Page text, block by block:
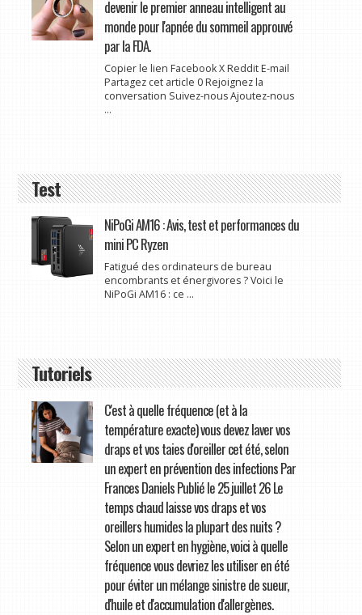
devenir le premier anneau intelligent au
monde pour l'apnée du sommeil approuvé
par la FDA.
Copier le lien Facebook X Reddit E-mail
Partagez cet article 0 Rejoignez la
conversation Suivez-nous Ajoutez-nous
...
Test
NiPoGi AM16 : Avis, test et performances du
mini PC Ryzen
Fatigué des ordinateurs de bureau
encombrants et énergivores ? Voici le
NiPoGi AM16 : ce ...
Tutoriels
C'est à quelle fréquence (et à la
température exacte) vous devez laver vos
draps et vos taies d'oreiller cet été, selon
un expert en prévention des infections Par
Frances Daniels Publié le 25 juillet 26 Le
temps chaud laisse vos draps et vos
oreillers humides la plupart des nuits ?
Selon un expert en hygiène, voici à quelle
fréquence vous devriez les utiliser en été
pour éviter un mélange sinistre de sueur,
d'huile et d'accumulation d'allergènes.